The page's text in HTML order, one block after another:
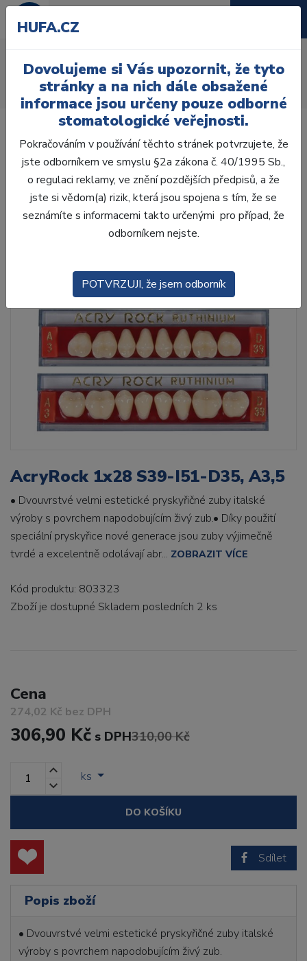
Úvod Zuby
AcryRock
AcryRock 1x28 S39-I51-D35, A3,5
AcryRock 1x28 S39-I51-D35, A3,5
• Dvouvrstvé velmi estetické pryskyřičné zuby italské
výroby s povrchem napodobujícím živý zub.• Díky použití
speciální pryskyřice nové generace jsou zuby výjimečně
tvrdé a excelentně odolávají abr... ZOBRAZIT VÍCE
Kód produktu: 803323
Zboží je dostupné Skladem posledních 2 ks
Cena
274,02 Kč bez DPH
306,90 Kč s DPH310,00 Kč
ks
DO KOŠÍKU
Sdílet
Popis zboží
• Dvouvrstvé velmi estetické pryskyřičné zuby italské
výroby s povrchem napodobujícím živý zub.
HUFA.CZ
Dovolujeme si Vás upozornit, že tyto
stránky a na nich dále obsažené
informace jsou určeny pouze odborné
stomatologické veřejnosti.
Pokračováním v používání těchto stránek potvrzujete, že
jste odborníkem ve smyslu §2a zákona č. 40/1995 Sb.,
o regulaci reklamy, ve znění pozdějších předpisů, a že
jste si vědom(a) rizik, která jsou spojena s tím, že se
seznámíte s informacemi takto určenými pro případ, že
odborníkem nejste.
POTVRZUJI, že jsem odborník